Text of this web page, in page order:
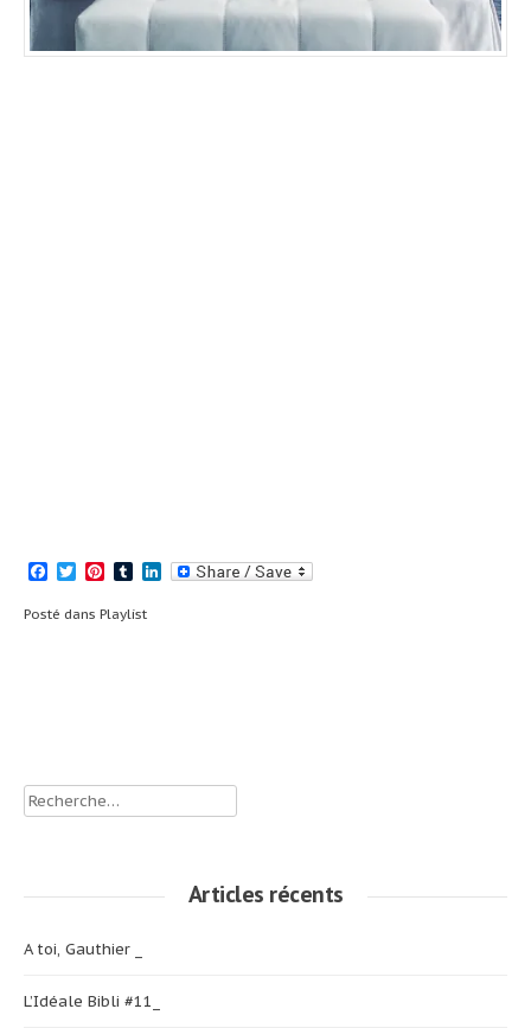
Facebook
TwitterPinterest
TumblrLinkedIn
Posté dans Playlist
l’article
Rechercher :
Articles récents
A toi, Gauthier _
L’Idéale Bibli #11_